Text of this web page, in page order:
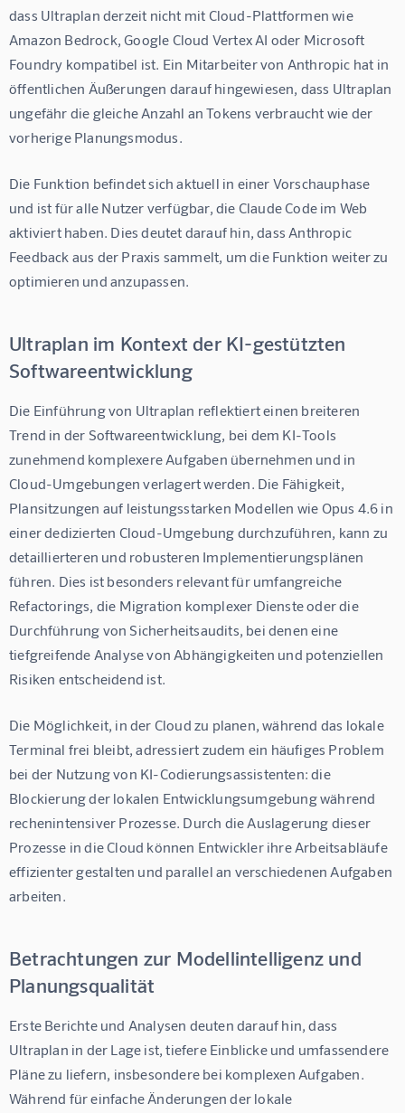
dass Ultraplan derzeit nicht mit Cloud-Plattformen wie
Amazon Bedrock, Google Cloud Vertex AI oder Microsoft
Foundry kompatibel ist. Ein Mitarbeiter von Anthropic hat in
öffentlichen Äußerungen darauf hingewiesen, dass Ultraplan
ungefähr die gleiche Anzahl an Tokens verbraucht wie der
vorherige Planungsmodus.
Die Funktion befindet sich aktuell in einer Vorschauphase
und ist für alle Nutzer verfügbar, die Claude Code im Web
aktiviert haben. Dies deutet darauf hin, dass Anthropic
Feedback aus der Praxis sammelt, um die Funktion weiter zu
optimieren und anzupassen.
Ultraplan im Kontext der KI-gestützten
Softwareentwicklung
Die Einführung von Ultraplan reflektiert einen breiteren
Trend in der Softwareentwicklung, bei dem KI-Tools
zunehmend komplexere Aufgaben übernehmen und in
Cloud-Umgebungen verlagert werden. Die Fähigkeit,
Plansitzungen auf leistungsstarken Modellen wie Opus 4.6 in
einer dedizierten Cloud-Umgebung durchzuführen, kann zu
detaillierteren und robusteren Implementierungsplänen
führen. Dies ist besonders relevant für umfangreiche
Refactorings, die Migration komplexer Dienste oder die
Durchführung von Sicherheitsaudits, bei denen eine
tiefgreifende Analyse von Abhängigkeiten und potenziellen
Risiken entscheidend ist.
Die Möglichkeit, in der Cloud zu planen, während das lokale
Terminal frei bleibt, adressiert zudem ein häufiges Problem
bei der Nutzung von KI-Codierungsassistenten: die
Blockierung der lokalen Entwicklungsumgebung während
rechenintensiver Prozesse. Durch die Auslagerung dieser
Prozesse in die Cloud können Entwickler ihre Arbeitsabläufe
effizienter gestalten und parallel an verschiedenen Aufgaben
arbeiten.
Betrachtungen zur Modellintelligenz und
Planungsqualität
Erste Berichte und Analysen deuten darauf hin, dass
Ultraplan in der Lage ist, tiefere Einblicke und umfassendere
Pläne zu liefern, insbesondere bei komplexen Aufgaben.
Während für einfache Änderungen der lokale